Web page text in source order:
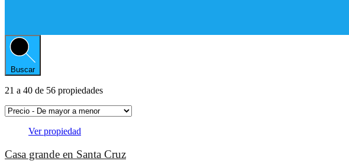
Buscar
21 a 40 de 56 propiedades
Ver propiedad
Casa grande en Santa Cruz